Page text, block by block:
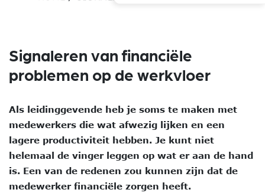
Signaleren van financiële
problemen op de werkvloer
Als leidinggevende heb je soms te maken met
medewerkers die wat afwezig lijken en een
lagere productiviteit hebben. Je kunt niet
helemaal de vinger leggen op wat er aan de hand
is. Een van de redenen zou kunnen zijn dat de
medewerker financiële zorgen heeft.